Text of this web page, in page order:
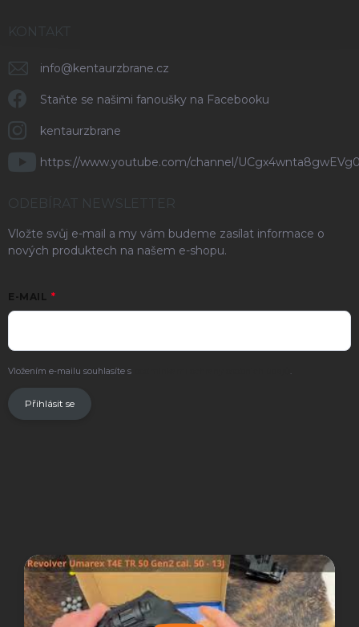
KONTAKT
info@kentaurzbrane.cz
Staňte se našimi fanoušky na Facebooku
kentaurzbrane
https://www.youtube.com/channel/
ODEBÍRAT NEWSLETTER
Vložte svůj e-mail a my vám budeme zasílat informace o
nových produktech na našem e-shopu.
E-MAIL
Vložením e-mailu souhlasíte s .
Přihlásit se